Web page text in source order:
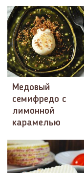
Медовый
семифредо с
лимонной
карамелью